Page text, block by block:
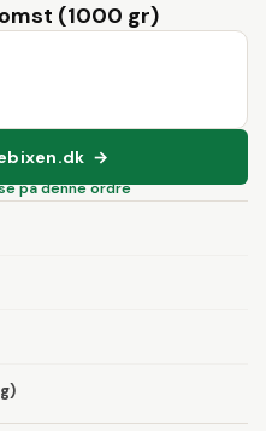
(1000 gr)
→
på denne ordre